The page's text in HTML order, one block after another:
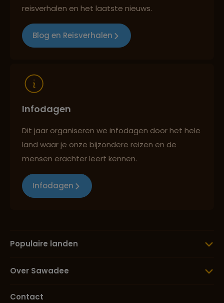
Reizen met oog voor mens, cultuur en milieu
reisverhalen en het laatste nieuws.
Blog en Reisverhalen
Infodagen
Dit jaar organiseren we infodagen door het hele
land waar je onze bijzondere reizen en de
mensen erachter leert kennen.
Infodagen
Populaire landen
Over Sawadee
Contact